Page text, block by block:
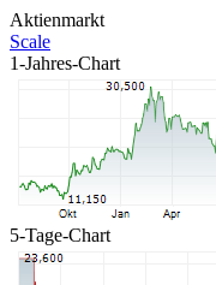
Aktienmarkt
Scale
1-Jahres-Chart
5-Tage-Chart